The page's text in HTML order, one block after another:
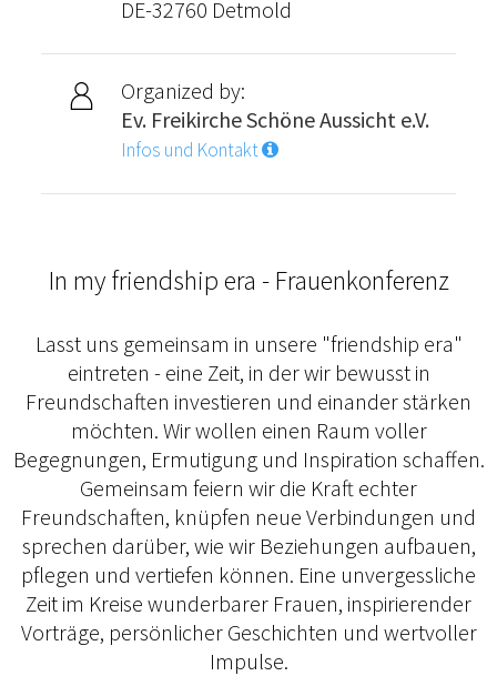
DE-32760 Detmold
Organized by:
Ev. Freikirche Schöne Aussicht e.V.
Infos und Kontakt
In my friendship era - Frauenkonferenz
Lasst uns gemeinsam in unsere "friendship era"
eintreten - eine Zeit, in der wir bewusst in
Freundschaften investieren und einander stärken
möchten. Wir wollen einen Raum voller
Begegnungen, Ermutigung und Inspiration schaffen.
Gemeinsam feiern wir die Kraft echter
Freundschaften, knüpfen neue Verbindungen und
sprechen darüber, wie wir Beziehungen aufbauen,
pflegen und vertiefen können. Eine unvergessliche
Zeit im Kreise wunderbarer Frauen, inspirierender
Vorträge, persönlicher Geschichten und wertvoller
Impulse.